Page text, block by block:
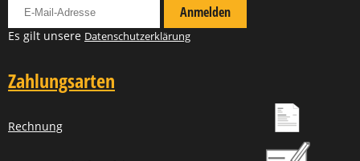
Anmelden
Es gilt unsere Datenschutzerklärung
Zahlungsarten
Rechnung